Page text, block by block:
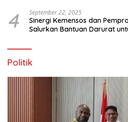
4 September 22, 2025
Sinergi Kemensos dan
Salurkan Bantuan Darurat
Politik